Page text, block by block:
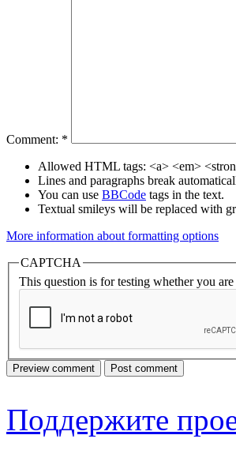
Comment: *
Allowed HTML tags: <a> <em>
Lines and paragraphs break
You can use BBCode tags in the text.
Textual smileys will be replaced with
More information about formatting options
CAPTCHA
This question is for testing whether you
Поддержите